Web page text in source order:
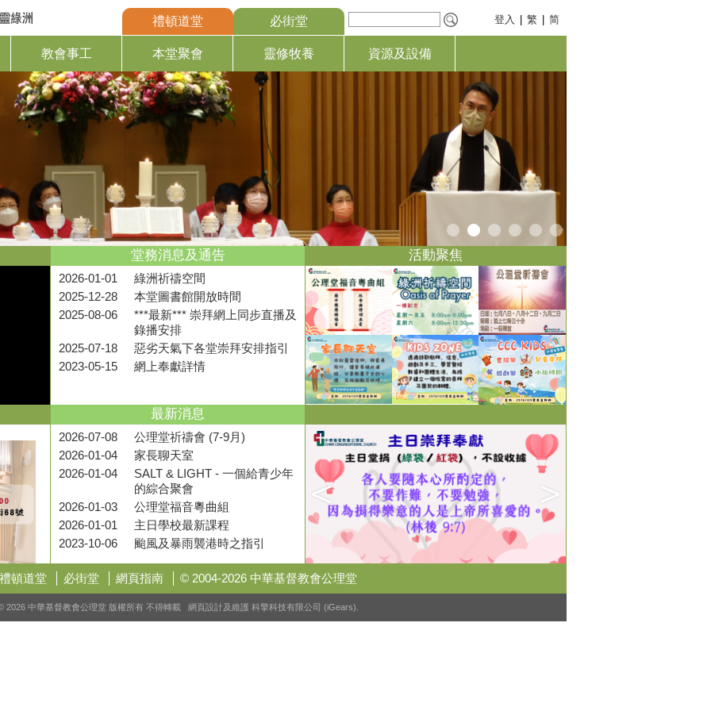
禮頓道堂 必街堂 登入 繁 简
教會事工 本堂聚會 靈修牧養 資源及設備
堂務消息及通告
2026-01-01
綠洲祈禱空間
2025-12-28
本堂圖書館開放時間
2025-08-06
***最新*** 崇拜網上同步直播及
錄播安排
2025-07-18
惡劣天氣下各堂崇拜安排指引
2023-05-15
網上奉獻詳情
活動聚焦
最新消息
2026-07-08
公理堂祈禱會 (7-9月)
2026-01-04
家長聊天室
2026-01-04
SALT & LIGHT - 一個給青少年
的綜合聚會
2026-01-03
公理堂福音粵曲組
2026-01-01
主日學校最新課程
2023-10-06
颱風及暴雨襲港時之指引
頓道堂 必街堂 網頁指南 © 2004-2026 中華基督教會公理堂
2026 中華基督教會公理堂 版權所有 不得轉載 網頁設計及維護 科擎科技有限公司 (iGears)